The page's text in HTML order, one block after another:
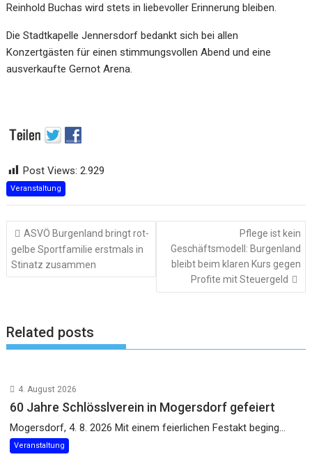
Reinhold Buchas wird stets in liebevoller Erinnerung bleiben.
Die Stadtkapelle Jennersdorf bedankt sich bei allen
Konzertgästen für einen stimmungsvollen Abend und eine
ausverkaufte Gernot Arena.
Post Views: 2.929
Veranstaltung
Beitragsnavigation
ASVÖ Burgenland bringt rot-
gelbe Sportfamilie erstmals in
Stinatz zusammen
Pflege ist kein
Geschäftsmodell: Burgenland
bleibt beim klaren Kurs gegen
Profite mit Steuergeld
Related posts
4. August 2026
60 Jahre Schlösslverein in Mogersdorf gefeiert
Mogersdorf, 4. 8. 2026 Mit einem feierlichen Festakt beging...
Veranstaltung